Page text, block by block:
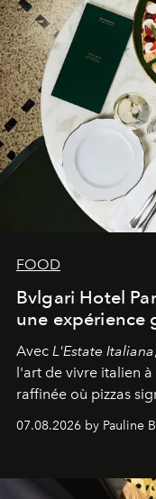
FOOD
Bvlgari Hotel
une expérience
Avec L'Estate Italiana
l'art de vivre italien
raffinée où pizzas
d'exception
07.08.2026 by Pauline